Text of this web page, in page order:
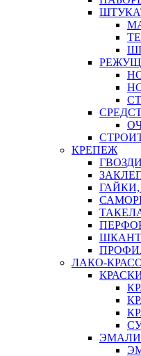
КРЕПЕЖ
ГВОЗДИ
ЛАКО-
ЭМАЛИ